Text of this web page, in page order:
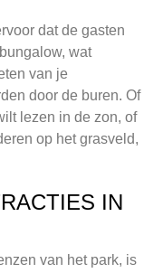
dat de gasten
wat
van je
door de buren. Of
lezen in de zon, of
op het grasveld,
IN
van het park, is